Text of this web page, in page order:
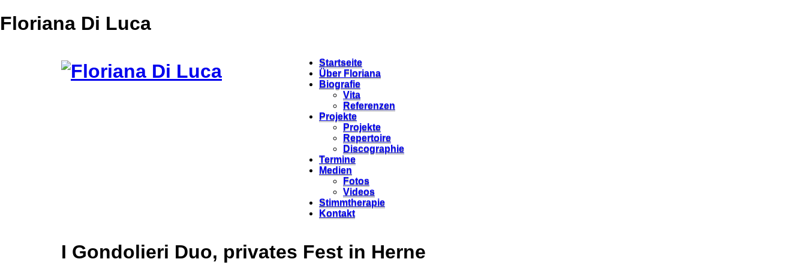
Floriana Di Luca
Startseite
Über Floriana
Biografie
Vita
Referenzen
Projekte
Projekte
Repertoire
Discographie
Termine
Medien
Fotos
Videos
Stimmtherapie
Kontakt
I Gondolieri Duo, privates Fest in Herne